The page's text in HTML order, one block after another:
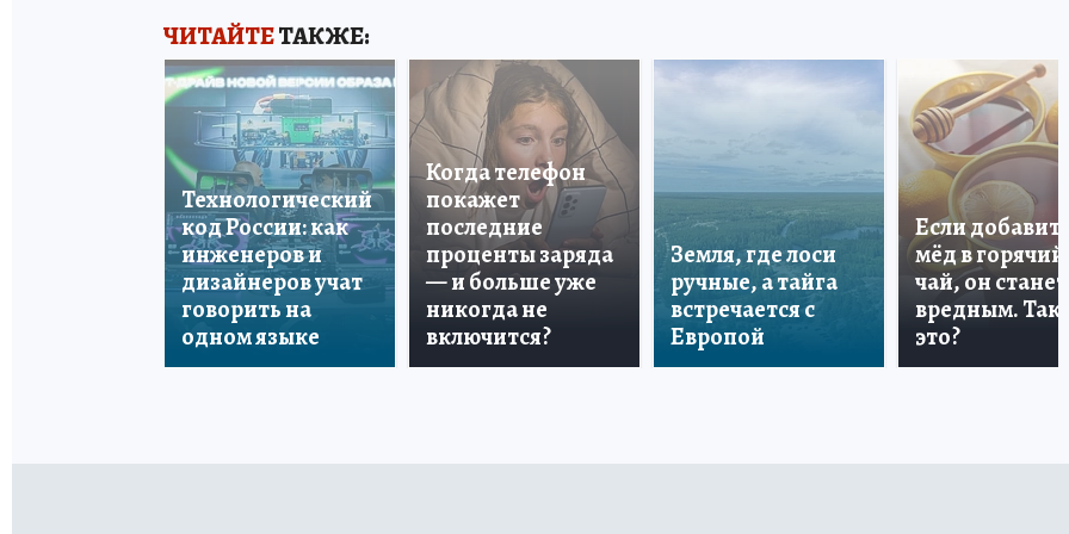
ЧИТАЙТЕТАКЖЕ:
Технологический
код России: как
инженеров и
дизайнеров учат
говорить на
одном языке
Когда телефон
покажет
последние
проценты заряда
— и больше уже
никогда не
включится?
Земля, где лоси
ручные, а тайга
встречается с
Европой
Если добавить
мёд в горячий
чай, он станет
вредным. Так
это?